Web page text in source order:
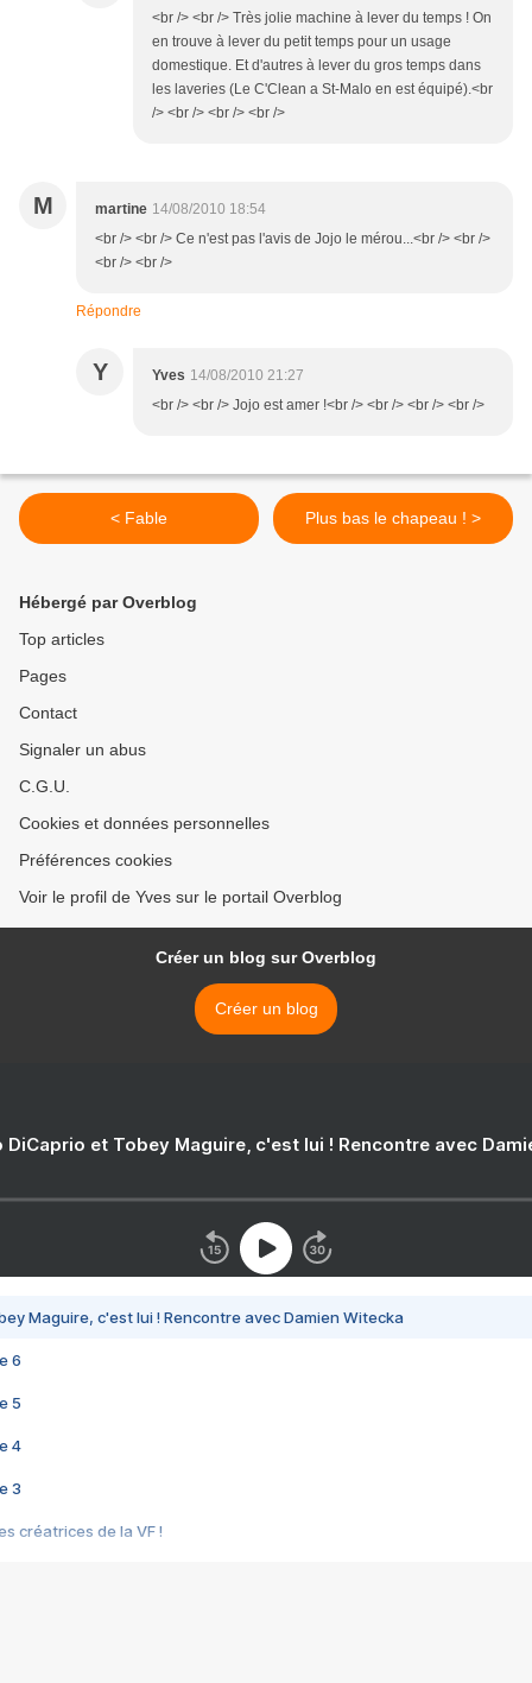
<br /> <br /> Très jolie machine à lever du temps ! On
en trouve à lever du petit temps pour un usage
domestique. Et d'autres à lever du gros temps dans
les laveries (Le C'Clean a St-Malo en est équipé).<br
/> <br /> <br /> <br />
M martine 14/08/2010 18:54
<br /> <br /> Ce n'est pas l'avis de Jojo le mérou...<br /> <br />
<br /> <br />
Répondre
Y Yves 14/08/2010 21:27
<br /> <br /> Jojo est amer !<br /> <br /> <br /> <br />
< Fable Plus bas le chapeau ! >
Hébergé par Overblog
Top articles
Pages
Contact
Signaler un abus
C.G.U.
Cookies et données personnelles
Préférences cookies
Voir le profil de Yves sur le portail Overblog
Créer un blog sur Overblog
Créer un blog
DiCaprio et Tobey Maguire, c'est lui ! Rencontre avec
Maguire, c'est lui ! Rencontre avec Damien Witecka
6
5
4
3
créatrices de la VF !